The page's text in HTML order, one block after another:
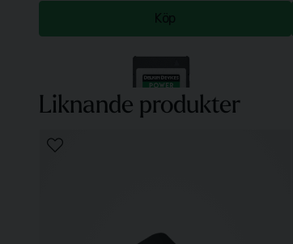
Liknande produkter
Köp
Delkin CFExpress G4 Power R1780/W1700 325 GB